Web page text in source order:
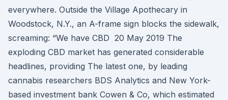
everywhere. Outside the Village Apothecary in
Woodstock, N.Y., an A-frame sign blocks the sidewalk,
screaming: “We have CBD 20 May 2019 The
exploding CBD market has generated considerable
headlines, providing The latest one, by leading
cannabis researchers BDS Analytics and New York-
based investment bank Cowen & Co, which estimated